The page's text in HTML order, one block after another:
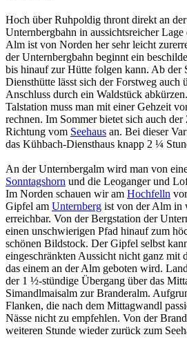
Hoch über Ruhpoldig thront direkt an
Unternbergbahn in aussichtsreicher
Alm ist von Norden her sehr leicht
der Unternbergbahn beginnt ein
bis hinauf zur Hütte folgen kann. Ab der
Diensthütte lässt sich der Forstweg auch
Anschluss durch ein Waldstück
Talstation muss man mit einer Gehzeit
rechnen. Im Sommer bietet sich auch
Richtung vom Seehaus an. Bei dieser
das Kühbach-Diensthaus knapp 2 ¼
An der Unternbergalm wird man von
Sonntagshorn und die Leoganger und
Im Norden schauen wir am Hochfelln
Gipfel am Unternberg ist von der Alm in
erreichbar. Von der Bergstation der
einen unschwierigen Pfad hinauf zum
schönen Bildstock. Der Gipfel selbst
eingeschränkten Aussicht nicht ganz mit
das einem an der Alm geboten wird.
der 1 ½-stündige Übergang über das
Simandlmaisalm zur Branderalm.
Flanken, die nach dem Mittagwandl
Nässe nicht zu empfehlen. Von der
weiteren Stunde wieder zurück zum